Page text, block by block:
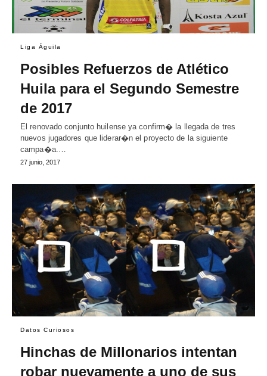
Liga Águila
Posibles Refuerzos de Atlético
Huila para el Segundo Semestre
de 2017
El renovado conjunto huilense ya confirm� la llegada de tres
nuevos jugadores que liderar�n el proyecto de la siguiente
campa�a.…
27 junio, 2017
Datos Curiosos
Hinchas de Millonarios intentan
robar nuevamente a uno de sus